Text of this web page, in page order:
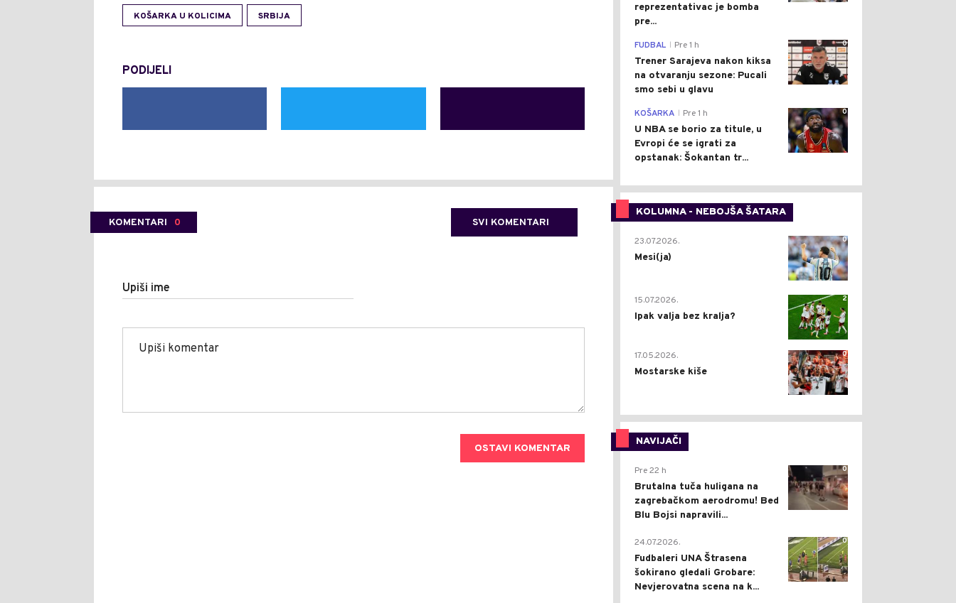
KOŠARKA U KOLICIMA SRBIJA
PODIJELI
KOMENTARI 0 SVI KOMENTARI
Upiši ime
OSTAVI KOMENTAR
reprezentativac je bomba
pre...
0
FUDBAL Pre 1 h
Trener Sarajeva nakon kiksa
na otvaranju sezone: Pucali
smo sebi u glavu
0
KOŠARKA Pre 1 h
U NBA se borio za titule, u
Evropi će se igrati za
opstanak: Šokantan tr...
KOLUMNA - NEBOJŠA ŠATARA
0
23.07.2026.
Mesi(ja)
2
15.07.2026.
Ipak valja bez kralja?
0
17.05.2026.
Mostarske kiše
NAVIJAČI
0
Pre 22 h
Brutalna tuča huligana na
zagrebačkom aerodromu! Bed
Blu Bojsi napravili...
0
24.07.2026.
Fudbaleri UNA Štrasena
šokirano gledali Grobare:
Nevjerovatna scena na k...